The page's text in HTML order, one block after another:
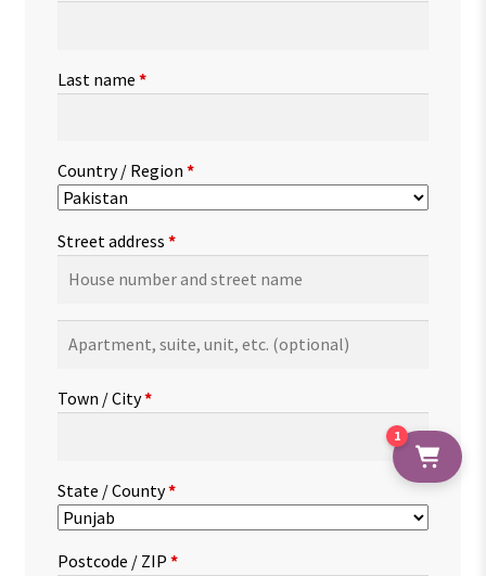
Last name *
Country / Region *
Street address *
suite,
etc.(optional)
Town / City*
State / County*
Postcode / ZIP *
1